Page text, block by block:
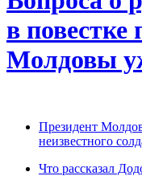
в повестке
Молдовы
Президент
неизвестного
Что рассказал